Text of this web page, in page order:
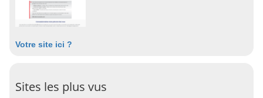
Votre site ici ?
Sites les plus vus